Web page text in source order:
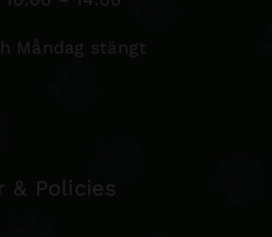
Måndag stängt
& Policies